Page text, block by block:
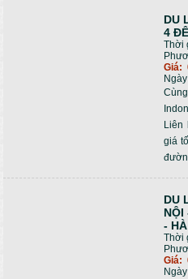
DU
4
Thời
Giá:
Liên
giá
DU
NỘI
-
Thời
Giá: